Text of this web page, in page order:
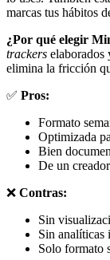
marcas tus hábitos
¿Por qué elegir
trackers elaborados
elimina la fricción
✅ Pros:
Formato
Optimizada
Bien
De un
❌ Contras:
Sin
Sin analíticas
Solo formato